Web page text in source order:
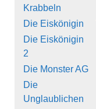
Krabbeln
Die Eiskönigin
Die Eiskönigin
2
Die Monster AG
Die
Unglaublichen